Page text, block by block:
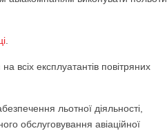
всіх експлуатантів повітряних
льотної діяльності,
обслуговування авіаційної